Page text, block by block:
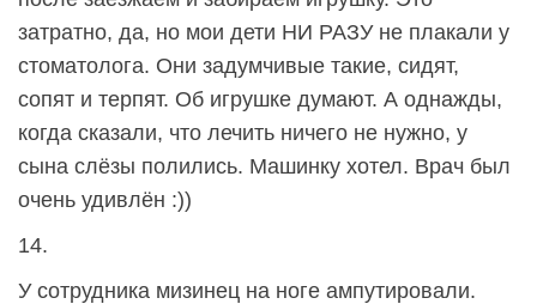
затратно, да, но мои дети НИ РАЗУ не плакали у
стоматолога. Они задумчивые такие, сидят,
сопят и терпят. Об игрушке думают. А однажды,
когда сказали, что лечить ничего не нужно, у
сына слёзы полились. Машинку хотел. Врач был
очень удивлён :))
14.
У сотрудника мизинец на ноге ампутировали.